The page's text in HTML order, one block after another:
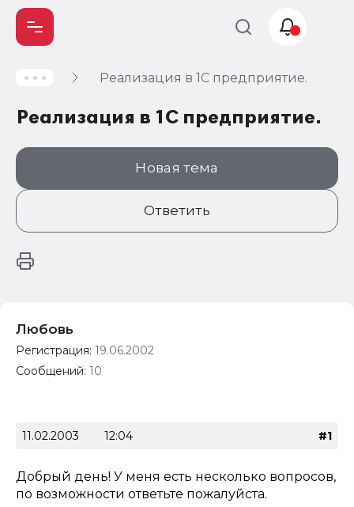
Реализация в 1С предприятие.
Реализация в 1С предприятие.
Новая тема
Ответить
Любовь
Регистрация: 19.06.2002
Сообщений: 10
11.02.2003 12:04 #1
Добрый день! У меня есть несколько вопросов,
по возможности ответьте пожалуйста.
Учет и